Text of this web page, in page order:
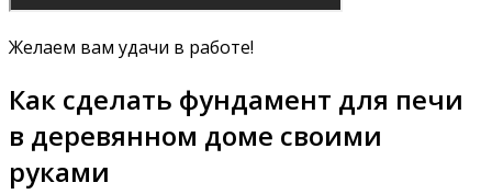
Желаем вам удачи в работе!
Как сделать фундамент для печи
в деревянном доме своими
руками